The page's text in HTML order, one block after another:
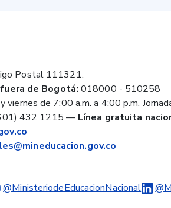
Postal 111321.
de Bogotá: 018000 - 510258
viernes de 7:00 a.m. a 4:00 p.m.
432 1215 — Línea gratuita
@MinisteriodeEducacionNacional